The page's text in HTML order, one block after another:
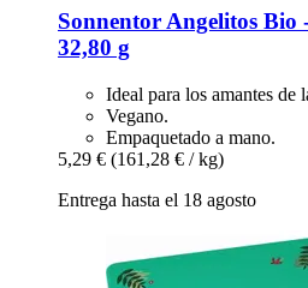
SonnentorAngelitos Bio
32,80 g
Ideal para los amantes de
Vegano.
Empaquetado a mano.
5,29 € (161,28 € / kg)
Entrega hasta el 18 agosto